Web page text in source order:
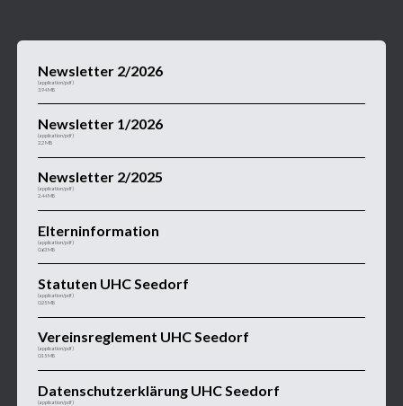
Newsletter 2/2026
(application/pdf)
3.94 MB
Newsletter 1/2026
(application/pdf)
2.2 MB
Newsletter 2/2025
(application/pdf)
2.44 MB
Elterninformation
(application/pdf)
0.63 MB
Statuten UHC Seedorf
(application/pdf)
0.25 MB
Vereinsreglement UHC Seedorf
(application/pdf)
0.15 MB
Datenschutzerklärung UHC Seedorf
(application/pdf)